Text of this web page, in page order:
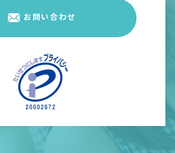
お問い合わせ